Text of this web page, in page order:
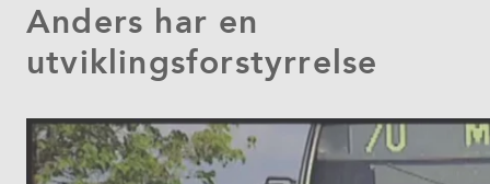
Anders har en
utviklingsforstyrrelse